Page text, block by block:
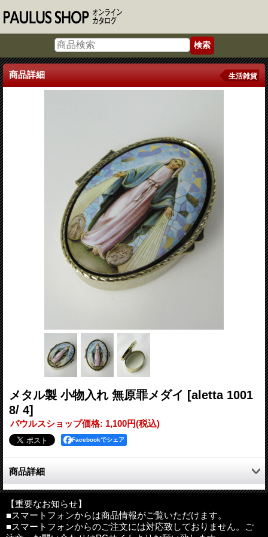
商品詳細 生活雑貨
メタル製 小物入れ 無原罪メダイ [aletta 1001
8/ 4]
パウルスショップ価格: 1,100円(税込)
Facebookでシェア
商品詳細
大切なアクセサリー、小さなロザリオなどを入れておくことがで
きます。
もちろん、そのまま飾っても◎。
【重要なお知らせ】
■スマートフォンからは商品情報がご覧いただけます。
■スマートフォンからのご注文には対応致しておりません。ご